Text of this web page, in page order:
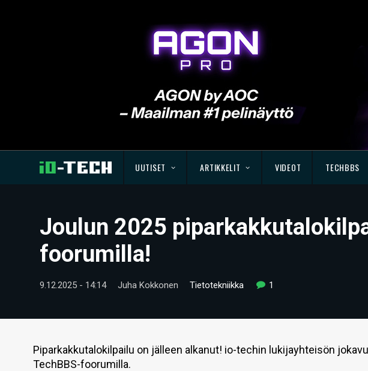
UUTISET ARTIKKELIT VIDEOT TECHBBS
Joulun 2025
foorumilla!
9.12.2025 - 14:14 Juha Kokkonen Tietotekniikka 1
Piparkakkutalokilpailu on jälleen alkanut! io-techin lukijayhteisön
TechBBS-foorumilla.